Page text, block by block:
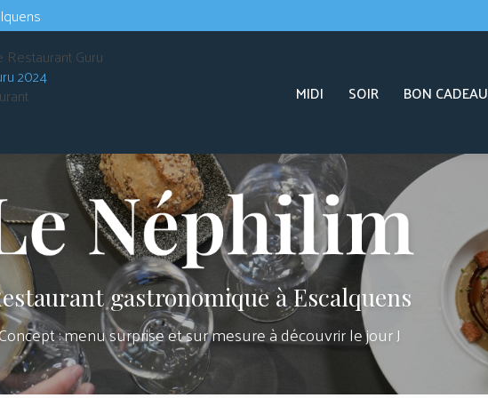
2024
MIDI
SOIR BON CADEAU
gastronomique à Escalquens
: menu surprise et sur mesure à découvrir le jour J